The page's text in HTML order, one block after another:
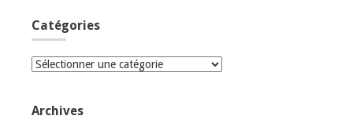
Catégories
Catégories
Archives